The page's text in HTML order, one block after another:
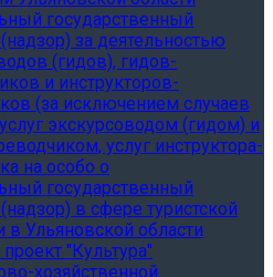
государственный
за деятельностью
(гидов), гидов-
и инструкторов-
(за исключением случаев
экскурсоводом (гидом) и
услуг инструктора-
на особо о
государственный
в сфере туристской
в Ульяновской области
"Культура"
хозяйственной